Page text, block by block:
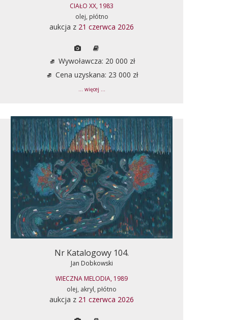
CIAŁO XX, 1983
olej, płótno
aukcja z 21 czerwca 2026
Wywoławcza: 20 000 zł
Cena uzyskana: 23 000 zł
... więcej ...
Nr Katalogowy 104.
Jan Dobkowski
WIECZNA MELODIA, 1989
olej, akryl, płótno
aukcja z 21 czerwca 2026